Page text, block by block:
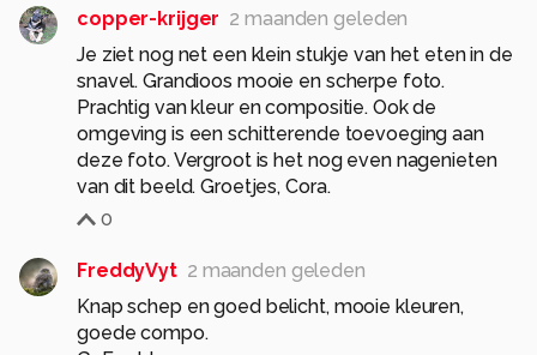
copper-krijger 2 maanden geleden
Je ziet nog net een klein stukje van het eten in de
snavel. Grandioos mooie en scherpe foto.
Prachtig van kleur en compositie. Ook de
omgeving is een schitterende toevoeging aan
deze foto. Vergroot is het nog even nagenieten
van dit beeld. Groetjes, Cora.
0
FreddyVyt 2 maanden geleden
Knap schep en goed belicht, mooie kleuren,
goede compo.